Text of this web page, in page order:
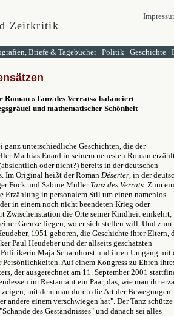
Zeitkritik
Briefe & Tagebücher Politik Geschichte
Roman»Tanz des Verrats« balanciert
und mathematischer Schönheit
ganz unterschiedliche Geschichten, die der
Mathias Enard in seinem neuesten Roman
oder nicht?) bereits in der deutschen
Im Original heißt der Roman Déserter, in der
Fock und Sabine MüllerTanz des Verrats. Zum
Erzählung in personalem Stil um einen namenlos
in einem noch nicht beendeten Krieg oder
Zwischenstation die Orte seiner Kindheit einkehrt,
Grenze liegen, wo er sich stellen will. Und zum
1951 geboren, die Geschichte ihrer Eltern,
Paul Heudeber und der allseits geschätzten
Maja Scharnhorst und ihren Umgang mit
Persönlichkeiten. Auf einem Kongress zu Ehren
der ausgerechnet am 11. September 2001
im Restaurant ein Paar, das, wie man ihr
zeigen, mit dem man durch die Art der Bewegungen
andere einem verschwiegen hat". Der Tanz
des Geständnisses" und danach sei alles